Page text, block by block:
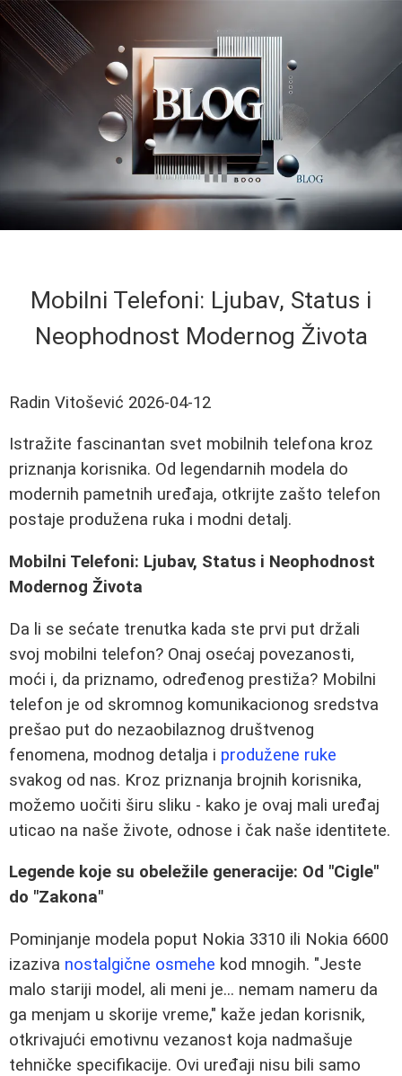
Mobilni Telefoni: Ljubav, Status i
Neophodnost Modernog Života
Radin Vitošević 2026-04-12
Istražite fascinantan svet mobilnih telefona kroz
priznanja korisnika. Od legendarnih modela do
modernih pametnih uređaja, otkrijte zašto telefon
postaje produžena ruka i modni detalj.
Mobilni Telefoni: Ljubav, Status i Neophodnost
Modernog Života
Da li se sećate trenutka kada ste prvi put držali
svoj mobilni telefon? Onaj osećaj povezanosti,
moći i, da priznamo, određenog prestiža? Mobilni
telefon je od skromnog komunikacionog sredstva
prešao put do nezaobilaznog društvenog
fenomena, modnog detalja i produžene ruke
svakog od nas. Kroz priznanja brojnih korisnika,
možemo uočiti širu sliku - kako je ovaj mali uređaj
uticao na naše živote, odnose i čak naše identitete.
Legende koje su obeležile generacije: Od "Cigle"
do "Zakona"
Pominjanje modela poput Nokia 3310 ili Nokia 6600
izaziva nostalgične osmehe kod mnogih. "Jeste
malo stariji model, ali meni je... nemam nameru da
ga menjam u skorije vreme," kaže jedan korisnik,
otkrivajući emotivnu vezanost koja nadmašuje
tehničke specifikacije. Ovi uređaji nisu bili samo